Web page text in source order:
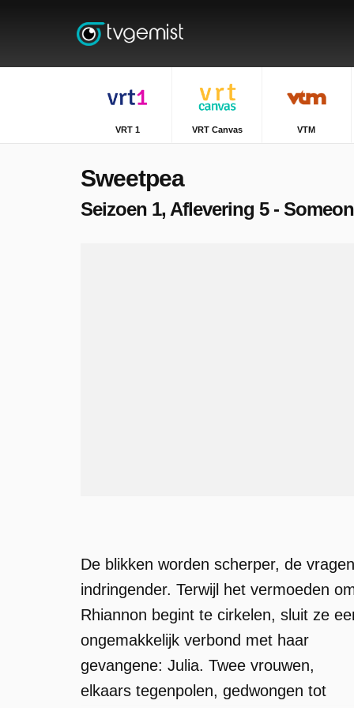
VRT 1 VRT Canvas VTM
Sweetpea
Seizoen 1, Aflevering 5 -
De blikken worden scherper, de vragen
indringender. Terwijl het vermoeden
Rhiannon begint te cirkelen, sluit ze
ongemakkelijk verbond met haar
gevangene: Julia. Twee vrouwen,
elkaars tegenpolen, gedwongen tot